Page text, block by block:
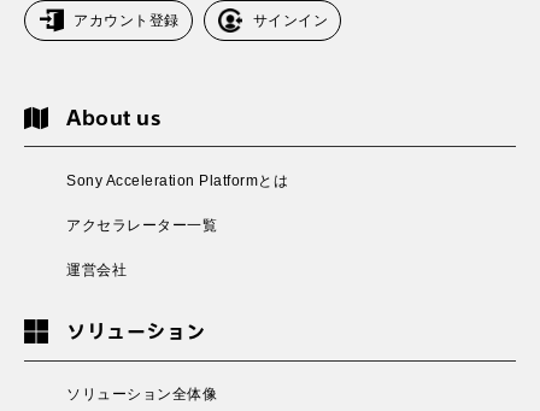
アカウント登録 サインイン
About us
Sony Acceleration Platformとは
アクセラレーター一覧
運営会社
ソリューション
ソリューション全体像